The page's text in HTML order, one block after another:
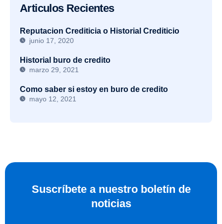
Articulos Recientes
Reputacion Crediticia o Historial Crediticio
junio 17, 2020
Historial buro de credito
marzo 29, 2021
Como saber si estoy en buro de credito
mayo 12, 2021
Suscríbete a nuestro boletín de
noticias